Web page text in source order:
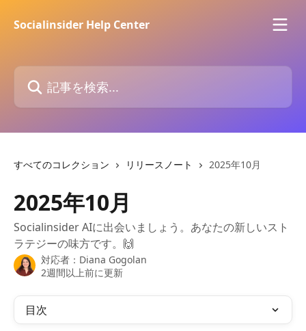
Socialinsider Help Center
記事を検索...
すべてのコレクション リリースノート 2025年10月
2025年10月
Socialinsider AIに出会いましょう。あなたの新しいスト
ラテジーの味方です。🙌
対応者： Diana Gogolan
2週間以上前に更新
目次